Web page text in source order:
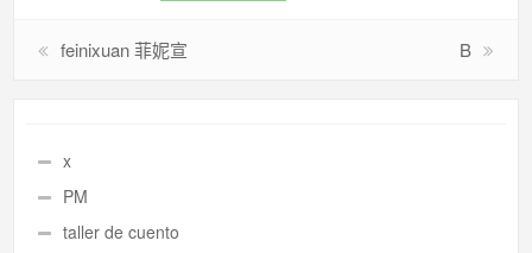
feinixuan 菲妮宣 B
x
PM
taller de cuento